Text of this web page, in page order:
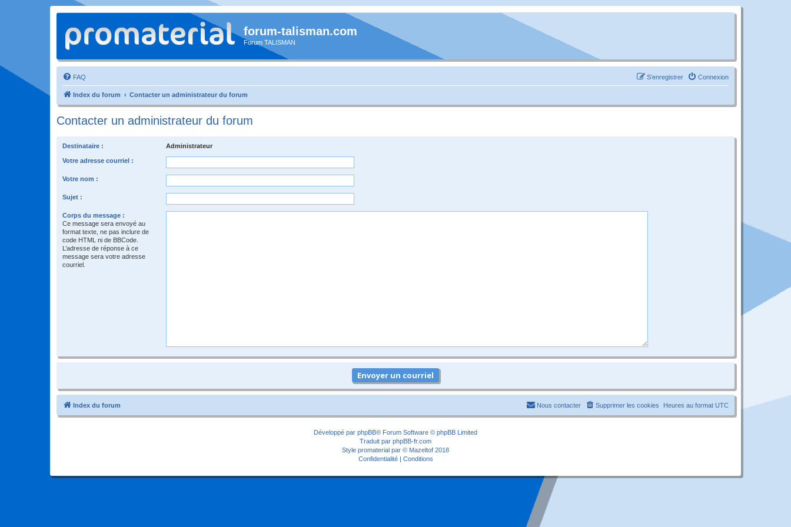
forum-talisman.com
Forum TALISMAN
FAQ Connexion
S’enregistrer
Index du forum Contacter un administrateur du forum
Contacter un administrateur du forum
Destinataire : Administrateur
Votre adresse courriel :
Votre nom :
Sujet :
Corps du message :
Ce message sera envoyé au
format texte, ne pas inclure de
code HTML ni de BBCode.
L’adresse de réponse à ce
message sera votre adresse
courriel.
Index du forum Heures au format UTC
Supprimer les cookies
Nous contacter
Développé par phpBB® Forum Software © phpBB Limited
Traduit par phpBB-fr.com
Style promaterial par © Mazeltof 2018
Confidentialité| Conditions